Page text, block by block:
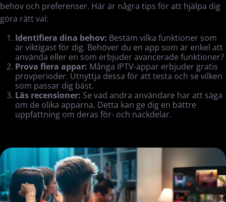
behov och preferenser. Här är några tips för att hjälpa dig
göra rätt val:
Identifiera dina behov: Bestäm vilka funktioner som
är viktigast för dig. Behöver du en app som är enkel att
använda eller en som erbjuder avancerade funktioner?
Prova flera appar: Många IPTV-appar erbjuder gratis
provperioder. Utnyttja dessa för att testa och se vilken
som passar dig bäst.
Läs recensioner: Se vad andra användare har att säga
om de olika apparna. Detta kan ge dig en bättre
uppfattning om deras för- och nackdelar.